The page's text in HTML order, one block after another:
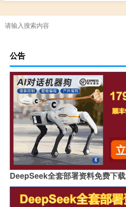
公告
DeepSeek全套部署资料免费下载